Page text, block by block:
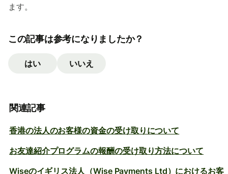
ます。
この記事は参考になりましたか？
はい いいえ
関連記事
香港の法人のお客様の資金の受け取りについて
お友達紹介プログラムの報酬の受け取り方法について
Wiseのイギリス法人（Wise Payments Ltd）におけるお客